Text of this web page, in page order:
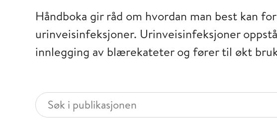
Håndboka gir råd om hvordan man best kan
urinveisinfeksjoner. Urinveisinfeksjoner
innlegging av blærekateter og fører til økt
Søk i publikasjonen
Søk i publikasjonen